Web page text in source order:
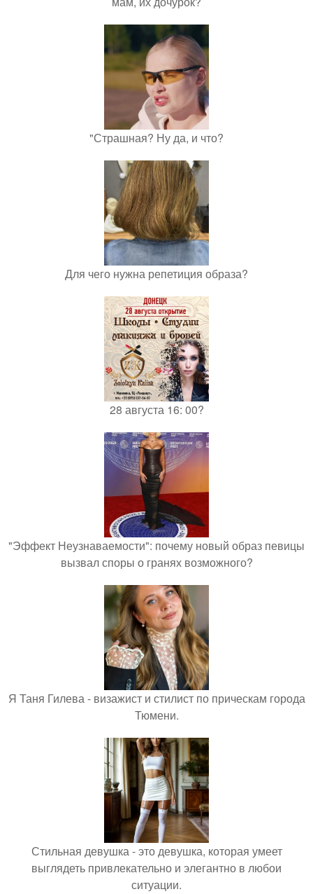
"Страшная? Ну да, и что?
Для чего нужна репетиция образа?
28 августа 16: 00?
"Эффект Неузнаваемости": почему новый образ певицы
вызвал споры о гранях возможного?
Я Таня Гилева - визажист и стилист по прическам города
Тюмени.
Стильная девушка - это девушка, которая умеет
выглядеть привлекательно и элегантно в любои
ситуации.